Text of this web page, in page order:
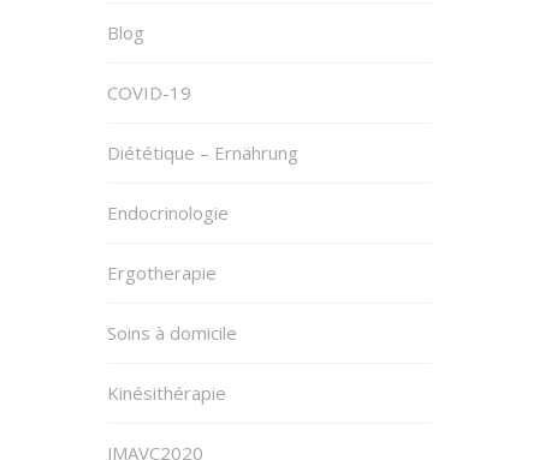
Blog
COVID-19
Diététique – Ernährung
Endocrinologie
Ergotherapie
Soins à domicile
Kinésithérapie
JMAVC2020